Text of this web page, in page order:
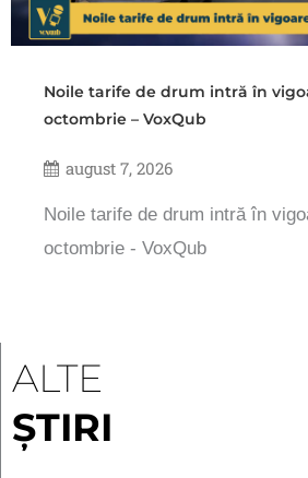
Noile tarife de drum intră în
octombrie – VoxQub
august 7, 2026
Noile tarife de drum intră în
octombrie - VoxQub
ALTE
ȘTIRI